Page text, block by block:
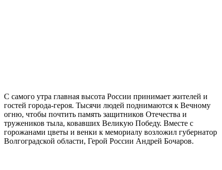
С самого утра главная высота России принимает жителей и
гостей города-героя. Тысячи людей поднимаются к Вечному
огню, чтобы почтить память защитников Отечества и
тружеников тыла, ковавших Великую Победу. Вместе с
горожанами цветы и венки к мемориалу возложил губернатор
Волгоградской области, Герой России Андрей Бочаров.